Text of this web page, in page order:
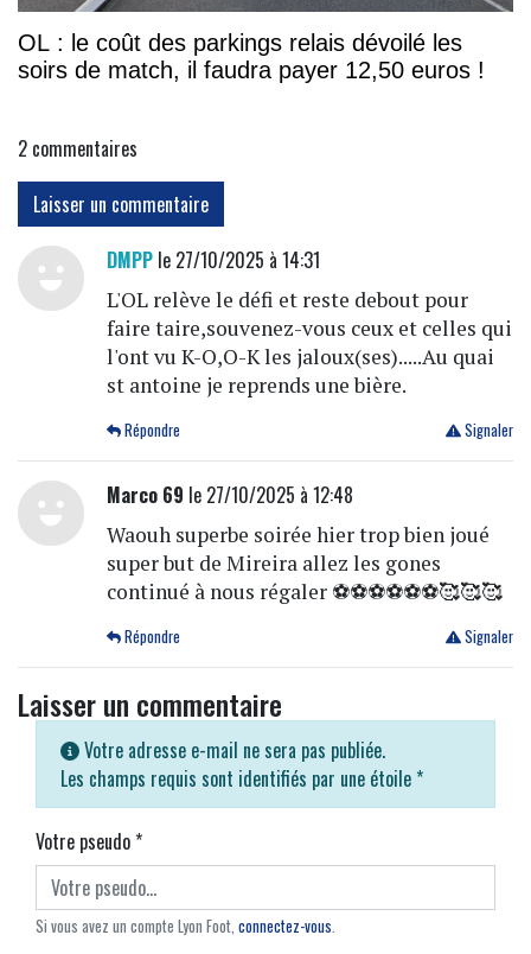
OL : le coût des parkings relais dévoilé les
soirs de match, il faudra payer 12,50 euros !
2 commentaires
Laisser un commentaire
DMPPle 27/10/2025 à 14:31
L'OL relève le défi et reste debout pour
faire taire,souvenez-vous ceux et celles qui
l'ont vu K-O,O-K les jaloux(ses).....Au quai
st antoine je reprends une bière.
Signaler
Répondre
Marco 69 le 27/10/2025 à 12:48
Waouh superbe soirée hier trop bien joué
super but de Mireira allez les gones
continué à nous régaler ⚽⚽⚽⚽⚽⚽🥰🥰🥰
Signaler
Répondre
Laisser un commentaire
Votre adresse e-mail ne sera pas publiée.
Les champs requis sont identifiés par une étoile *
Votre pseudo*
Si vous avez un compte Lyon Foot, connectez-vous